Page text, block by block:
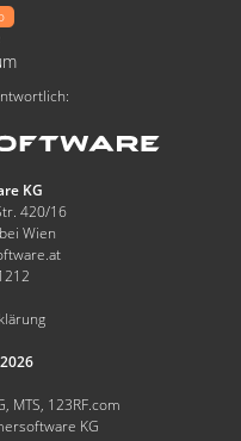
KG
420/16
Wien
MTS, 123RF.com
KG